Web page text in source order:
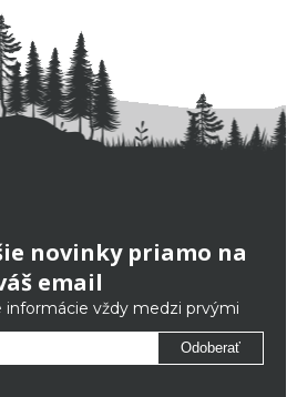
novinky priamo na
email
informácie vždy medzi prvými
Odoberať